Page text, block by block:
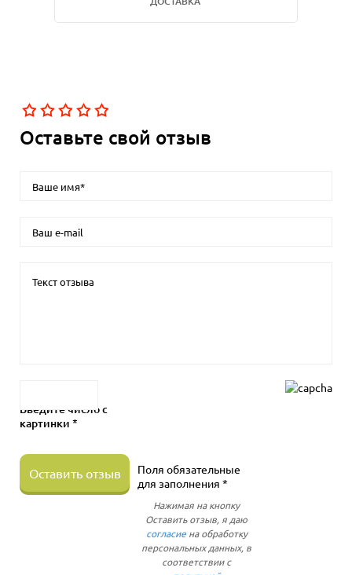
Оставьте свой отзыв
Введите число с
картинки *
Оставить отзыв
Поля обязательные
для заполнения *
Нажимая на кнопку
Оставить отзыв, я даю
согласиена обработку
персональных данных, в
соответствии с